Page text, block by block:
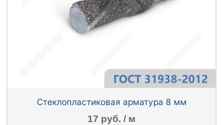
Стеклопластиковая арматура 8 мм
17 руб. / м